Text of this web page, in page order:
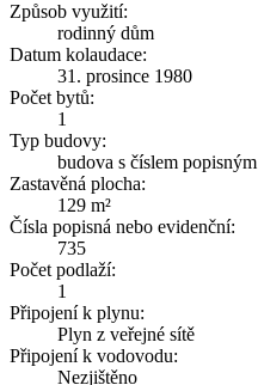
Způsob využití:
rodinný dům
Datum kolaudace:
31. prosince 1980
Počet bytů:
1
Typ budovy:
budova s číslem popisným
Zastavěná plocha:
129 m²
Čísla popisná nebo evidenční:
735
Počet podlaží:
1
Připojení k plynu:
Plyn z veřejné sítě
Připojení k vodovodu:
Nezjištěno